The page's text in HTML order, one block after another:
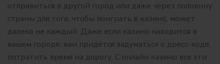
отправиться в другой город или даже через половину
страны для того, чтобы поиграть в казино, может
далеко не каждый. Даже если казино находится в
вашем городе, вам придётся задуматься о дресс-коде,
потратить время на дорогу. С онлайн казино все эти